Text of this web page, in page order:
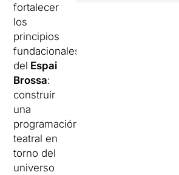
fortalecer
los
principios
fundacionales
del Espai
Brossa:
construir
una
programación
teatral en
torno del
universo